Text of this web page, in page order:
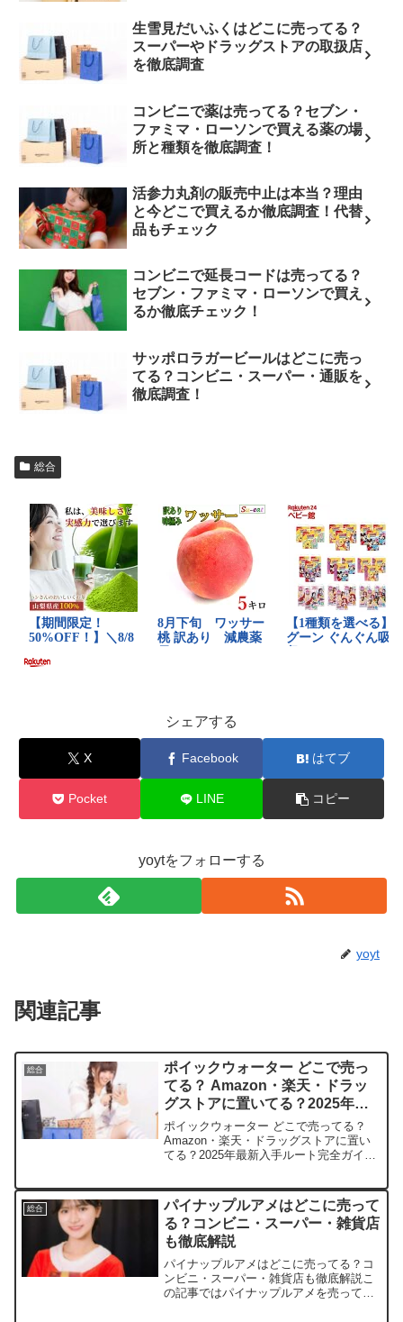
生雪見だいふくはどこに売ってる？
スーパーやドラッグストアの取扱店
を徹底調査
コンビニで薬は売ってる？セブン・
ファミマ・ローソンで買える薬の場
所と種類を徹底調査！
活参力丸剤の販売中止は本当？理由
と今どこで買えるか徹底調査！代替
品もチェック
コンビニで延長コードは売ってる？
セブン・ファミマ・ローソンで買え
るか徹底チェック！
サッポロラガービールはどこに売っ
てる？コンビニ・スーパー・通販を
徹底調査！
総合
シェアする
X Facebook はてブ
Pocket LINE コピー
yoytをフォローする
yoyt
関連記事
総合
ポイックウォーター どこで売っ
てる？ Amazon・楽天・ドラッ
グストアに置いてる？2025年最
新入手ルート完全ガイド
ポイックウォーター どこで売ってる？
Amazon・楽天・ドラッグストアに置い
てる？2025年最新入手ルート完全ガイド
える場所などを手短に紹介します。毎日
の口腔ケアが気...
総合
パイナップルアメはどこに売って
る？コンビニ・スーパー・雑貨店
も徹底解説
パイナップルアメはどこに売ってる？コ
ンビニ・スーパー・雑貨店も徹底解説こ
の記事ではパイナップルアメを売ってい